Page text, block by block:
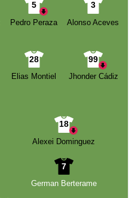
5
Pedro Peraza
3
Alonso Aceves
28
Elias Montiel
99
Jhonder Cádiz
18
Alexei Dominguez
7
German Berterame